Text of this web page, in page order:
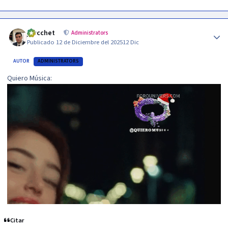
jzucchet Administrators
Publicado 12 de Diciembre del 202512 Dic
AUTOR ADMINISTRATORS
Quiero Música:
Citar